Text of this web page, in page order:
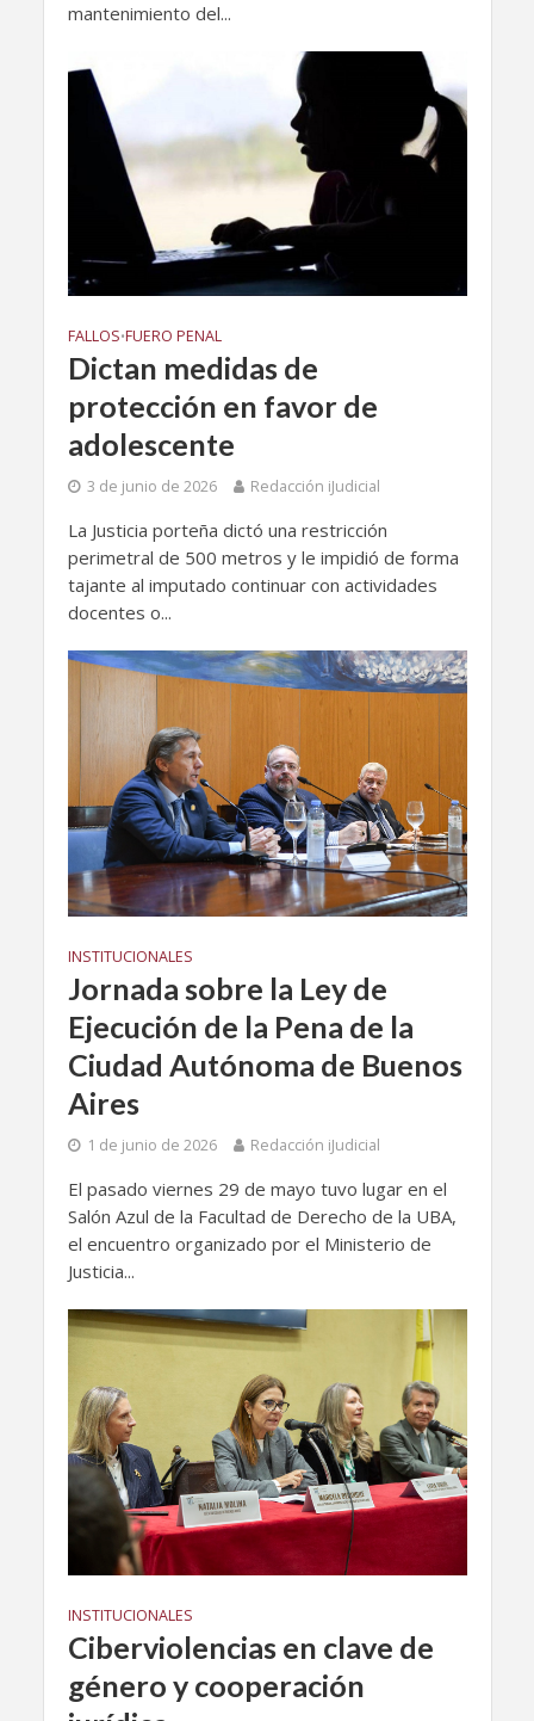
mantenimiento del...
FALLOS•FUERO PENAL
Dictan medidas de
protección en favor de
adolescente
3 de junio de 2026 Redacción iJudicial
La Justicia porteña dictó una restricción
perimetral de 500 metros y le impidió de forma
tajante al imputado continuar con actividades
docentes o...
INSTITUCIONALES
Jornada sobre la Ley de
Ejecución de la Pena de la
Ciudad Autónoma de Buenos
Aires
1 de junio de 2026 Redacción iJudicial
El pasado viernes 29 de mayo tuvo lugar en el
Salón Azul de la Facultad de Derecho de la UBA,
el encuentro organizado por el Ministerio de
Justicia...
INSTITUCIONALES
Ciberviolencias en clave de
género y cooperación